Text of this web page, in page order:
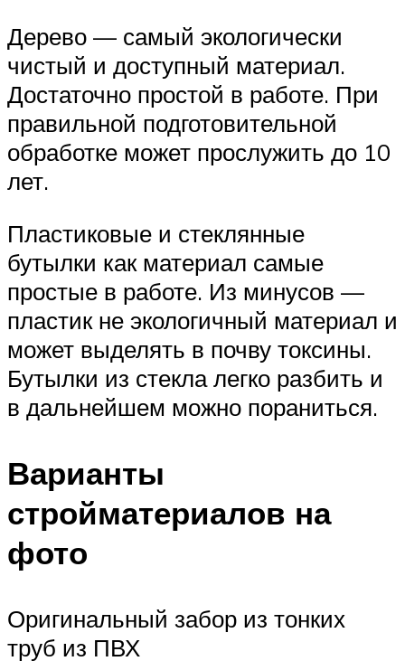
Дерево — самый экологически
чистый и доступный материал.
Достаточно простой в работе. При
правильной подготовительной
обработке может прослужить до 10
лет.
Пластиковые и стеклянные
бутылки как материал самые
простые в работе. Из минусов —
пластик не экологичный материал и
может выделять в почву токсины.
Бутылки из стекла легко разбить и
в дальнейшем можно пораниться.
Варианты
стройматериалов на
фото
Оригинальный забор из тонких
труб из ПВХ